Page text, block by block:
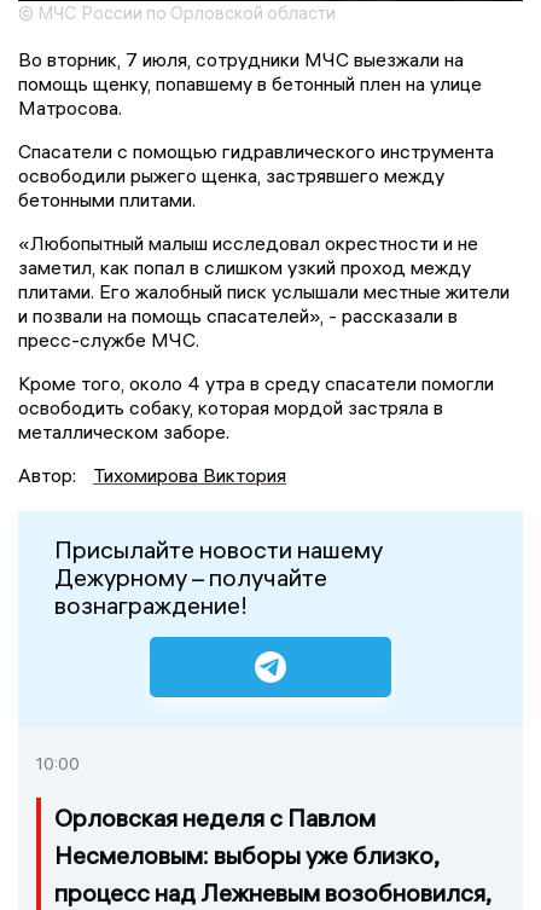
© МЧС России по Орловской области
Во вторник, 7 июля, сотрудники МЧС выезжали на
помощь щенку, попавшему в бетонный плен на улице
Матросова.
Спасатели с помощью гидравлического инструмента
освободили рыжего щенка, застрявшего между
бетонными плитами.
«Любопытный малыш исследовал окрестности и не
заметил, как попал в слишком узкий проход между
плитами. Его жалобный писк услышали местные жители
и позвали на помощь спасателей», - рассказали в
пресс-службе МЧС.
Кроме того, около 4 утра в среду спасатели помогли
освободить собаку, которая мордой застряла в
металлическом заборе.
Автор:
Тихомирова Виктория
Присылайте новости нашему
Дежурному – получайте
вознаграждение!
10:00
Орловская неделя с Павлом
Несмеловым: выборы уже близко,
процесс над Лежневым возобновился,